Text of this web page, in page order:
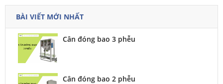
BÀI VIẾT MỚI NHẤT
Cân đóng bao 3 phễu
Cân đóng bao 2 phễu